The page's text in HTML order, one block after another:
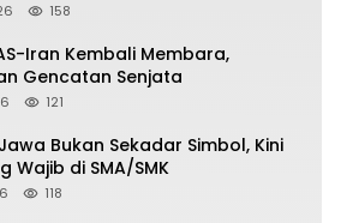
158
Iran Kembali Membara,
Gencatan Senjata
121
Bukan Sekadar Simbol, Kini
Wajib di SMA/SMK
118